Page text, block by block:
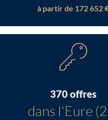
à partir de 172 652
370 offres
dans l'Eure